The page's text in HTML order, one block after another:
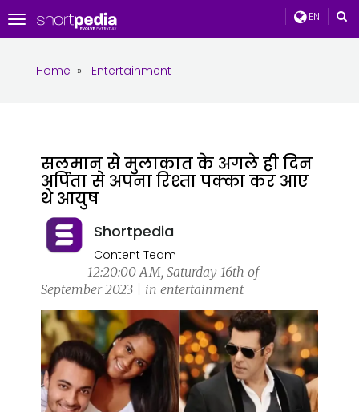
EN
Toggle
navigation
Home » Entertainment
सलमान से मुलाकात के अगले ही दिन
अर्पिता से अपना रिश्ता पक्का कर आए
थे आयुष
Shortpedia
Content Team
12:20:00 AM, Saturday 16th of
September 2023 | in entertainment